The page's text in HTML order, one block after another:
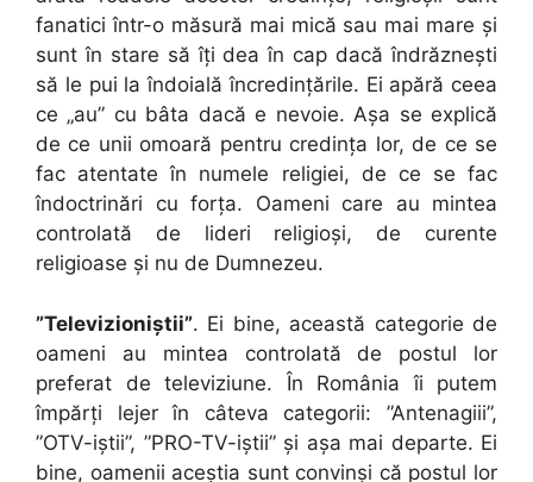
fanatici într-o măsură mai mică sau mai mare şi
sunt în stare să îţi dea în cap dacă îndrăzneşti
să le pui la îndoială încredinţările. Ei apără ceea
ce „au” cu bâta dacă e nevoie. Aşa se explică
de ce unii omoară pentru credinţa lor, de ce se
fac atentate în numele religiei, de ce se fac
îndoctrinări cu forţa. Oameni care au mintea
controlată de lideri religioşi, de curente
religioase şi nu de Dumnezeu.
”Televizioniștii”. Ei bine, această categorie de
oameni au mintea controlată de postul lor
preferat de televiziune. În România îi putem
împărți lejer în câteva categorii: ”Antenagiii”,
”OTV-iștii”, ”PRO-TV-iștii” și așa mai departe. Ei
bine, oamenii aceștia sunt convinși că postul lor